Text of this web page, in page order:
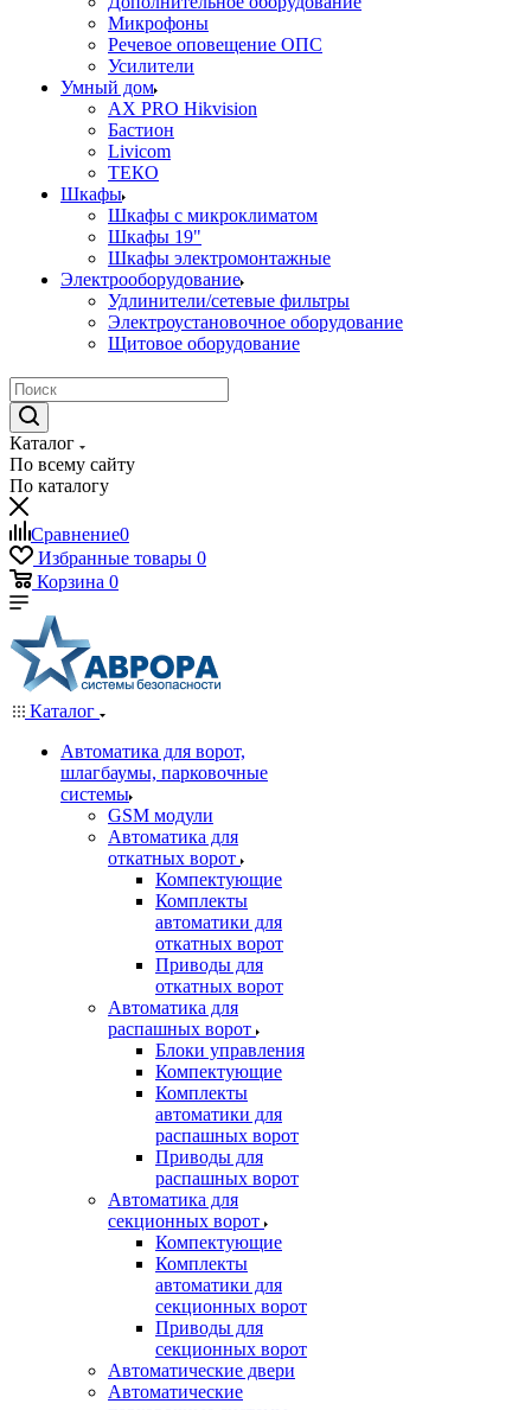
Микрофоны
Речевое оповещение ОПС
Усилители
Умный дом
AX PRO Hikvision
Бастион
Livicom
ТЕКО
Шкафы
Шкафы с микроклиматом
Шкафы 19"
Шкафы электромонтажные
Электрооборудование
Удлинители/сетевые фильтры
Электроустановочное оборудование
Щитовое оборудование
Каталог
По всему сайту
По каталогу
Сравнение0
Избранные товары 0
Корзина 0
Каталог
Автоматика для ворот,
шлагбаумы, парковочные
системы
GSM модули
Автоматика для
откатных ворот
Компектующие
Комплекты
автоматики для
откатных ворот
Приводы для
откатных ворот
Автоматика для
распашных ворот
Блоки управления
Компектующие
Комплекты
автоматики для
распашных ворот
Приводы для
распашных ворот
Автоматика для
секционных ворот
Компектующие
Комплекты
автоматики для
секционных ворот
Приводы для
секционных ворот
Автоматические двери
Автоматические